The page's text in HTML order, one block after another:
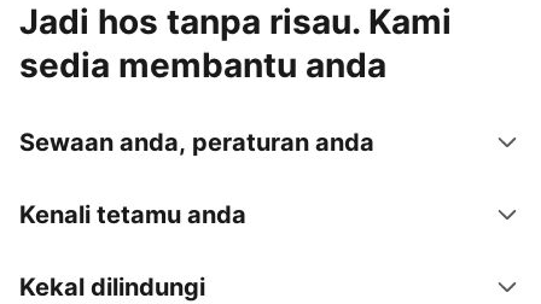
Jadi hos tanpa risau. Kami
sedia membantu anda
Sewaan anda, peraturan anda
Kenali tetamu anda
Kekal dilindungi